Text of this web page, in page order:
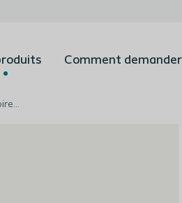
Comment
Systèmes de recueil et accessoires pour stomie